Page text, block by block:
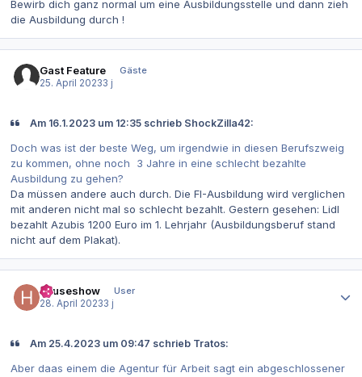
Bewirb dich ganz normal um eine Ausbildungsstelle und dann zieh
die Ausbildung durch !
Gast Feature
Gäste
25. April 20233 j
Am 16.1.2023 um 12:35 schrieb ShockZilla42:
Doch was ist der beste Weg, um irgendwie in diesen Berufszweig
zu kommen, ohne noch 3 Jahre in eine schlecht bezahlte
Ausbildung zu gehen?
Da müssen andere auch durch. Die FI-Ausbildung wird verglichen
mit anderen nicht mal so schlecht bezahlt. Gestern gesehen: Lidl
bezahlt Azubis 1200 Euro im 1. Lehrjahr (Ausbildungsberuf stand
nicht auf dem Plakat).
houseshow
User
28. April 20233 j
Am 25.4.2023 um 09:47 schrieb Tratos:
Aber daas einem die Agentur für Arbeit sagt ein abgeschlossener